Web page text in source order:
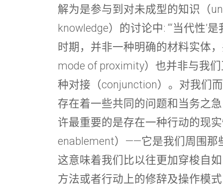
解为是参与到对未成型的知识（
knowledge）的讨论中: “‘当代性’
时期，并非一种明确的材料实体
mode of proximity）也并非与我
种对接（conjunction）。对我们
存在着一些共同的问题和当务之
许最重要的是存在一种行动的现
enablement）——它是我们周围那
这意味着我们比以往更加穿梭自
方法或者行动上的修辞及操作模